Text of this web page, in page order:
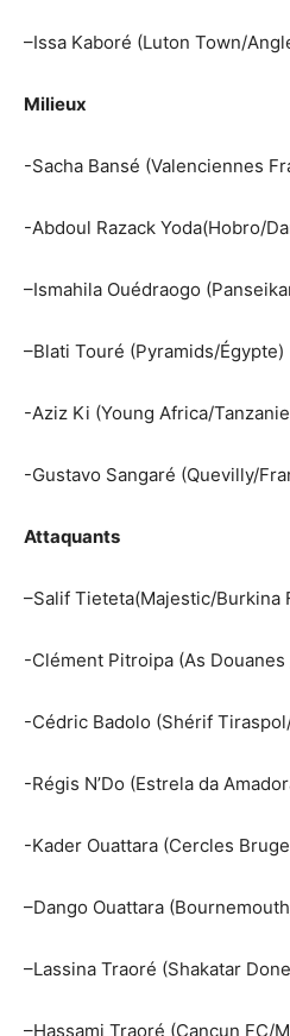
–Issa Kaboré (Luton Town/
Milieux
-Sacha Bansé (Valenciennes
-Abdoul Razack Yoda(Hobro/
–Ismahila Ouédraogo (
–Blati Touré (Pyramids/Égypte)
-Aziz Ki (Young Africa/
-Gustavo Sangaré (Quevilly/
Attaquants
–Salif Tieteta(Majestic/Burkina
-Clément Pitroipa (As
-Cédric Badolo (Shérif
-Régis N’Do (Estrela da
-Kader Ouattara (Cercles
–Dango Ouattara
–Lassina Traoré (Shakatar
–Hassami Traoré (Cancun FC/